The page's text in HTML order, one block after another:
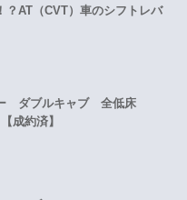
？AT（CVT）車のシフトレバ
ダブルキャブ 全低床
約済】